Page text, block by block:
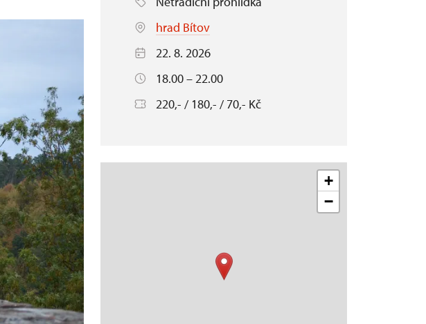
hrad Bítov
22. 8. 2026
18.00 – 22.00
220,- / 180,- / 70,- Kč
+
−